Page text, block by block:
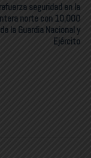
seguridad en la
norte con 10,000
la Guardia Nacional y
Ejército